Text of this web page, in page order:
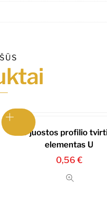
LED juostos profilio
elementas U
0,56 €